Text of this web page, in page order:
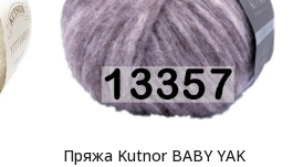
Пряжа Kutnor BABY YAK